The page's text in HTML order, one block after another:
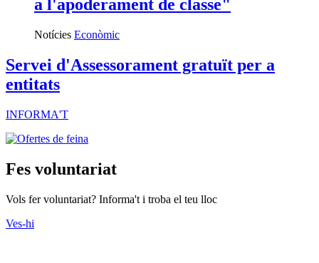
a l'apoderament de classe"
Notícies Econòmic
Servei d'Assessorament gratuït per a
entitats
INFORMA'T
Fes voluntariat
Vols fer voluntariat? Informa't i troba el teu lloc
Ves-hi